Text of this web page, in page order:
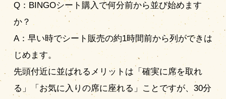
Q：BINGOシート購入で何分前から並び始めます
か？
A：早い時でシート販売の約1時間前から列ができは
じめます。
先頭付近に並ばれるメリットは「確実に席を取れ
る」「お気に入りの席に座れる」ことですが、30分